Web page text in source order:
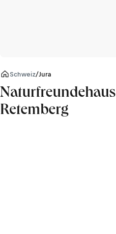
Schweiz/Jura
Naturfreundehaus
Retemberg